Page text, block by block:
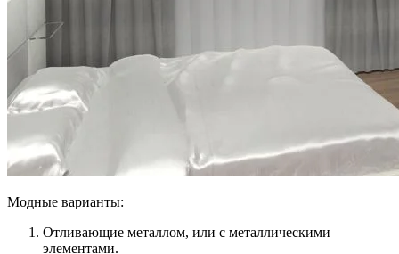
Модные варианты:
Отливающие металлом, или с металлическими
элементами.